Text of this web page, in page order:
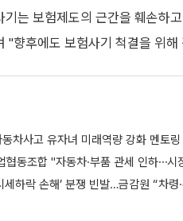
기는 보험제도의 근간을 훼손하
"향후에도 보험사기 척결을 위
차사고 유자녀 미래역량 강화 멘토링
협동조합 "자동차·부품 관세 인하⋯시
세하락 손해’ 분쟁 빈발…금감원 “차령